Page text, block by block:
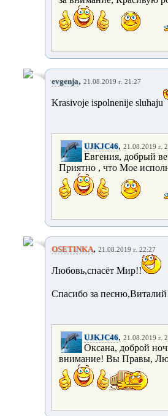
evgenja, 21.08.2019 г. 21:27
Krasivoje ispolnenije sluhaju
UJKJC46, 21.08.2019 г.
Евгения, добрый
Приятно , что Мое
OSETINKA, 21.08.2019 г. 22:27
Любовь,спасёт Мир!!
Спасибо за
UJKJC46, 21.08.2019 г.
Оксана, доброй
внимание! Вы Правы,